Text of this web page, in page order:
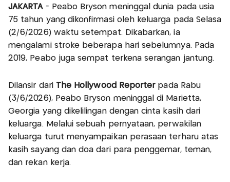
JAKARTA- Peabo Bryson meninggal dunia pada usia
75 tahun yang dikonfirmasi oleh keluarga pada Selasa
(2/6/2026) waktu setempat. Dikabarkan, ia
mengalami stroke beberapa hari sebelumnya. Pada
2019, Peabo juga sempat terkena serangan jantung.
Dilansir dari The Hollywood Reporterpada Rabu
(3/6/2026), Peabo Bryson meninggal di Marietta,
Georgia yang dikelilingan dengan cinta kasih dari
keluarga. Melalui sebuah pernyataan, perwakilan
keluarga turut menyampaikan perasaan terharu atas
kasih sayang dan doa dari para penggemar, teman,
dan rekan kerja.